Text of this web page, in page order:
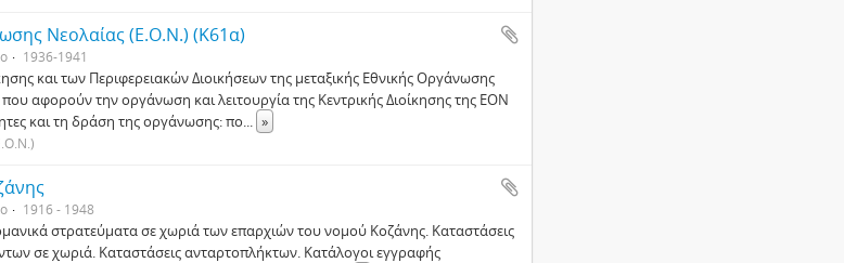
Νεολαίας (Ε.Ο.Ν.) (Κ61α)
1936-1941
και των Περιφερειακών Διοικήσεων της μεταξικής Εθνικής Οργάνωσης
αφορούν την οργάνωση και λειτουργία της Κεντρικής Διοίκησης της ΕΟΝ
και τη δράση της οργάνωσης: πο... »
1916 - 1948
στρατεύματα σε χωριά των επαρχιών του νομού Κοζάνης. Καταστάσεις
σε χωριά. Καταστάσεις ανταρτοπλήκτων. Κατάλογοι εγγραφής